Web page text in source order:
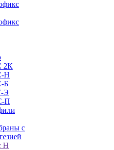
2К
Н
Б
Э
П
с
Н